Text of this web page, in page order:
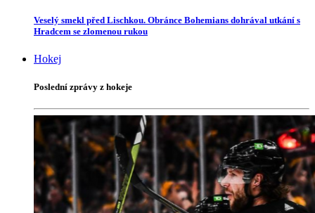
Veselý smekl před Lischkou. Obránce Bohemians dohrával utkání s
Hradcem se zlomenou rukou
Hokej
Poslední zprávy z hokeje